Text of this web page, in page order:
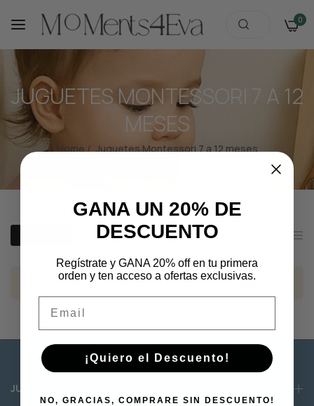
0
JUGUETES MONTESSORI 7 A 12
MESES
Home / Juguetes Montessori 7 a 12 meses
SORT BY List
No products found Use fewer filters or remove all
JUGUETES EDUCACIONALES
GANA UN 20% DE
DESCUENTO
Regístrate y GANA 20% off en tu primera
orden y ten acceso a ofertas exclusivas.
¡Quiero el Descuento!
NO, GRACIAS, COMPRARE SIN DESCUENTO!